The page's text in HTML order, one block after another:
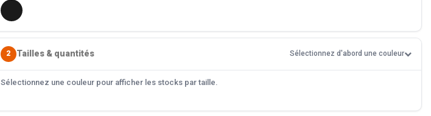
2 Tailles & quantités Sélectionnez d'abord une couleur
Sélectionnez une couleur pour afficher les stocks par taille.